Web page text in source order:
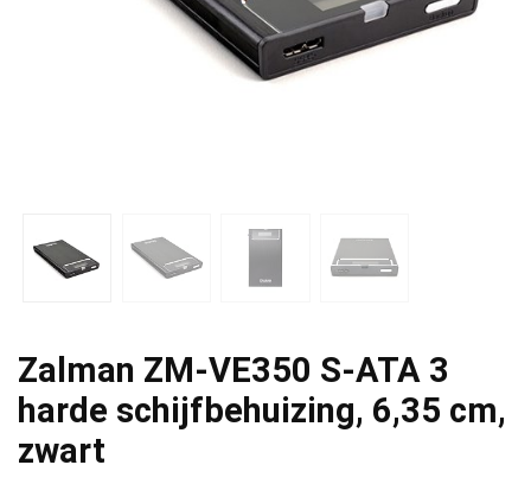
Zalman ZM-VE350 S-ATA 3
harde schijfbehuizing, 6,35 cm,
zwart